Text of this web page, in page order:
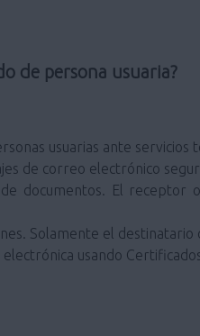
de persona usuaria?
usuarias ante servicios
de correo electrónico
documentos. El
Solamente el
usando